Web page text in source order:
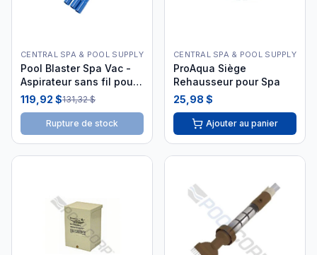
CENTRAL SPA & POOL SUPPLY
Pool Blaster Spa Vac -
Aspirateur sans fil pour
spa
119,92 $131,32 $
Rupture de stock
CENTRAL SPA & POOL SUPPLY
ProAqua Siège
Rehausseur pour Spa
25,98 $
Ajouter au panier